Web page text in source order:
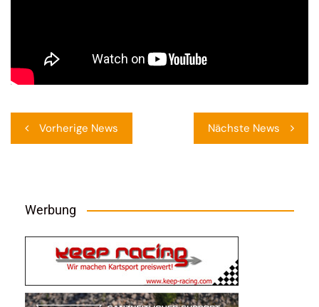
Vorherige News Nächste News
Werbung